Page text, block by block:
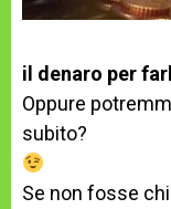
il denaro per
Oppure
subito?
Se non fosse